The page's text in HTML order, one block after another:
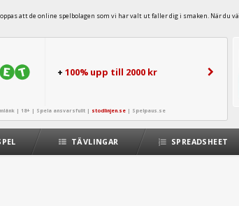
att de online spelbolagen som vi har valt ut faller dig i smaken. När
+ 100% upp till 2000 kr
| 18+ | Spela ansvarsfullt | stodlinjen.se | Spelpaus.se
TÄVLINGAR SPREADSHEET